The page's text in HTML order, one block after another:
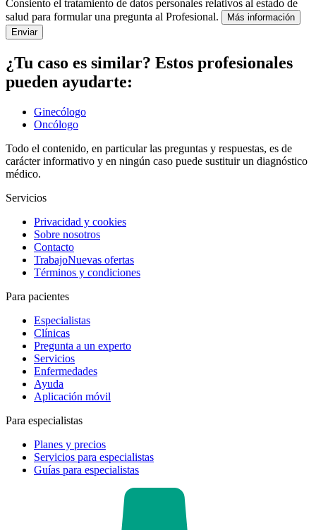
Consiento el tratamiento de datos personales relativos al estado de
salud para formular una pregunta al Profesional.
Más información
Enviar
¿Tu caso es similar? Estos profesionales
pueden ayudarte:
Ginecólogo
Oncólogo
Todo el contenido, en particular las preguntas y respuestas, es de
carácter informativo y en ningún caso puede sustituir un diagnóstico
médico.
Servicios
Privacidad y cookies
Sobre nosotros
Contacto
TrabajoNuevas ofertas
Términos y condiciones
Para pacientes
Especialistas
Clínicas
Pregunta a un experto
Servicios
Enfermedades
Ayuda
Aplicación móvil
Para especialistas
Planes y precios
Servicios para especialistas
Guías para especialistas